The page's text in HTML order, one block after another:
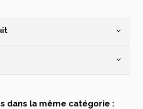
dans la même catégorie :